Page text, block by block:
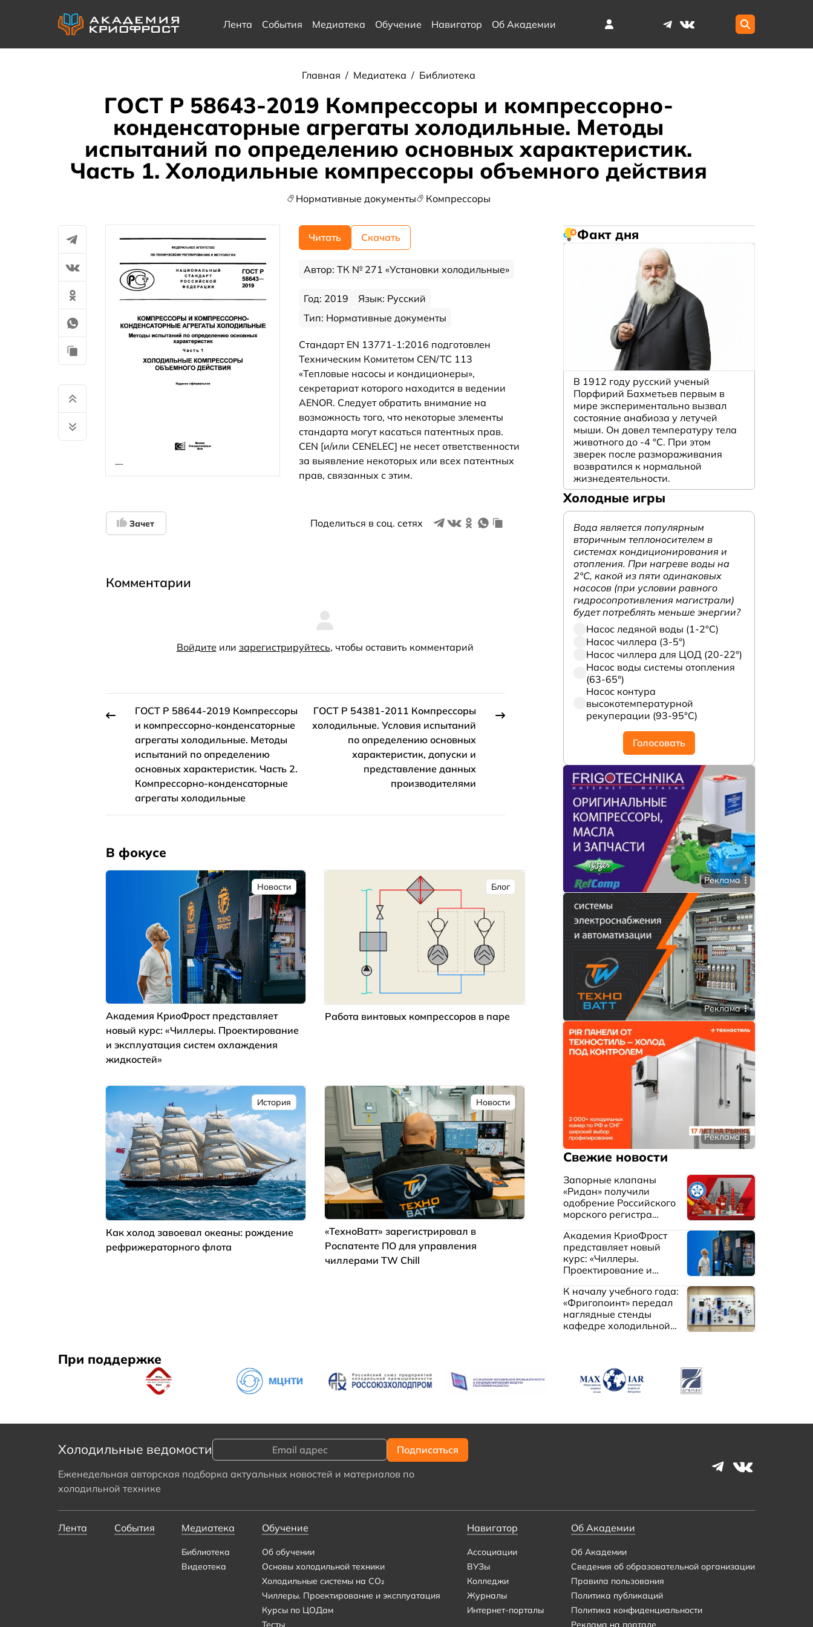
Лента События Медиатека Обучение Навигатор Об Академии
Главная / Медиатека / Библиотека
ГОСТ Р 58643-2019 Компрессоры и компрессорно-
конденсаторные агрегаты холодильные. Методы
испытаний по определению основных характеристик.
Часть 1. Холодильные компрессоры объемного действия
Нормативные документы Компрессоры
Читать Скачать
Автор: ТК № 271 «Установки холодильные»
Год: 2019
Язык: Русский
Тип: Нормативные документы
Стандарт EN 13771-1:2016 подготовлен
Техническим Комитетом CEN/TC 113
«Тепловые насосы и кондиционеры»,
секретариат которого находится в ведении
AENOR. Следует обратить внимание на
возможность того, что некоторые элементы
стандарта могут касаться патентных прав.
CEN [и/или CENELEC] не несет ответственности
за выявление некоторых или всех патентных
прав, связанных с этим.
Зачет Поделиться в соц. сетях
Комментарии
Войдите или зарегистрируйтесь, чтобы оставить комментарий
ГОСТ Р 58644-2019 Компрессоры
и компрессорно-конденсаторные
агрегаты холодильные. Методы
испытаний по определению
основных характеристик. Часть 2.
Компрессорно-конденсаторные
агрегаты холодильные
ГОСТ Р 54381-2011 Компрессоры
холодильные. Условия испытаний
по определению основных
характеристик, допуски и
представление данных
производителями
В фокусе
Новости
Академия КриоФрост представляет
новый курс: «Чиллеры. Проектирование
и эксплуатация систем охлаждения
жидкостей»
Блог
Работа винтовых компрессоров в паре
История
Как холод завоевал океаны: рождение
рефрижераторного флота
Новости
«ТехноВатт» зарегистрировал в
Роспатенте ПО для управления
чиллерами TW Chill
Факт дня
В 1912 году русский ученый
Порфирий Бахметьев первым в
мире экспериментально вызвал
состояние анабиоза у летучей
мыши. Он довел температуру тела
животного до -4 °C. При этом
зверек после размораживания
возвратился к нормальной
жизнедеятельности.
Холодные игры
Вода является популярным
вторичным теплоносителем в
системах кондиционирования и
отопления. При нагреве воды на
2°С, какой из пяти одинаковых
насосов (при условии равного
гидросопротивления магистрали)
будет потреблять меньше энергии?
Насос ледяной воды (1-2°С)
Насос чиллера (3-5°)
Насос чиллера для ЦОД (20-22°)
Насос воды системы отопления
(63-65°)
Насос контура
высокотемпературной
рекуперации (93-95°С)
Голосовать
Реклама
Реклама
Реклама
Свежие новости
Запорные клапаны
«Ридан» получили
одобрение Российского
морского регистра
Академия КриоФрост
представляет новый
курс: «Чиллеры.
Проектирование и
охлаждения жидкостей»
К началу учебного года:
«Фригопоинт» передал
наглядные стенды
кафедре холодильной
При поддержке
Холодильные ведомости
Еженедельная авторская подборка актуальных новостей и материалов по
холодильной технике
Лента События Медиатека
Библиотека
Видеотека
Обучение
Об обучении
Основы холодильной техники
Холодильные системы на CO₂
Чиллеры. Проектирование и эксплуатация
Курсы по ЦОДам
Тесты
Навигатор
Ассоциации
ВУЗы
Колледжи
Журналы
Интернет-порталы
Об Академии
Об Академии
Сведения об образовательной организации
Правила пользования
Политика публикаций
Политика конфиденциальности
Реклама на портале